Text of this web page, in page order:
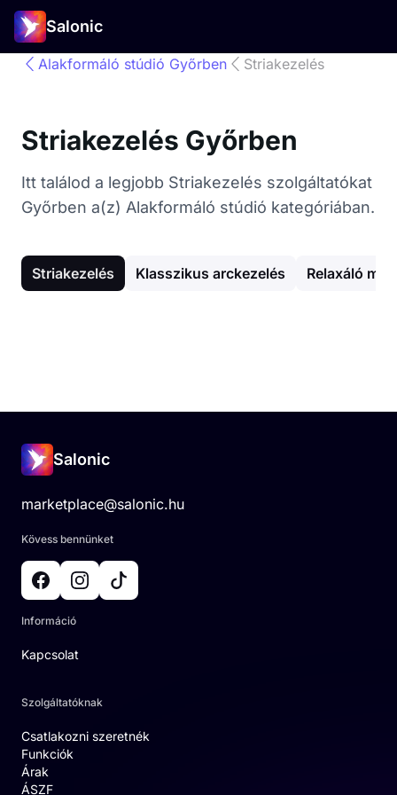
Salonic
Alakformáló stúdió Győrben Striakezelés
Striakezelés Győrben
Itt találod a legjobb Striakezelés szolgáltatókat
Győrben a(z) Alakformáló stúdió kategóriában.
Striakezelés Klasszikus arckezelés Relaxáló
Salonic
marketplace@salonic.hu
Kövess bennünket
Információ
Kapcsolat
Szolgáltatóknak
Csatlakozni szeretnék
Funkciók
Árak
ÁSZF